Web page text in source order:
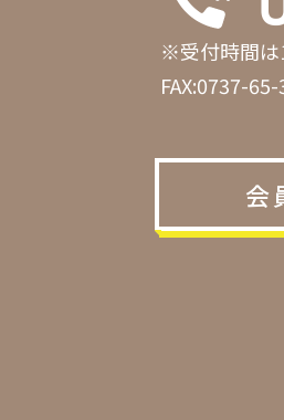
※受付時間は
FAX:0737-
会